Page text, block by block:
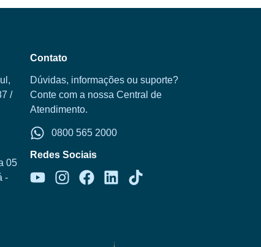
/
05
-
Contato
Dúvidas, informações ou suporte?
Conte com a nossa Central de
Atendimento.
0800 565 2000
Redes Sociais